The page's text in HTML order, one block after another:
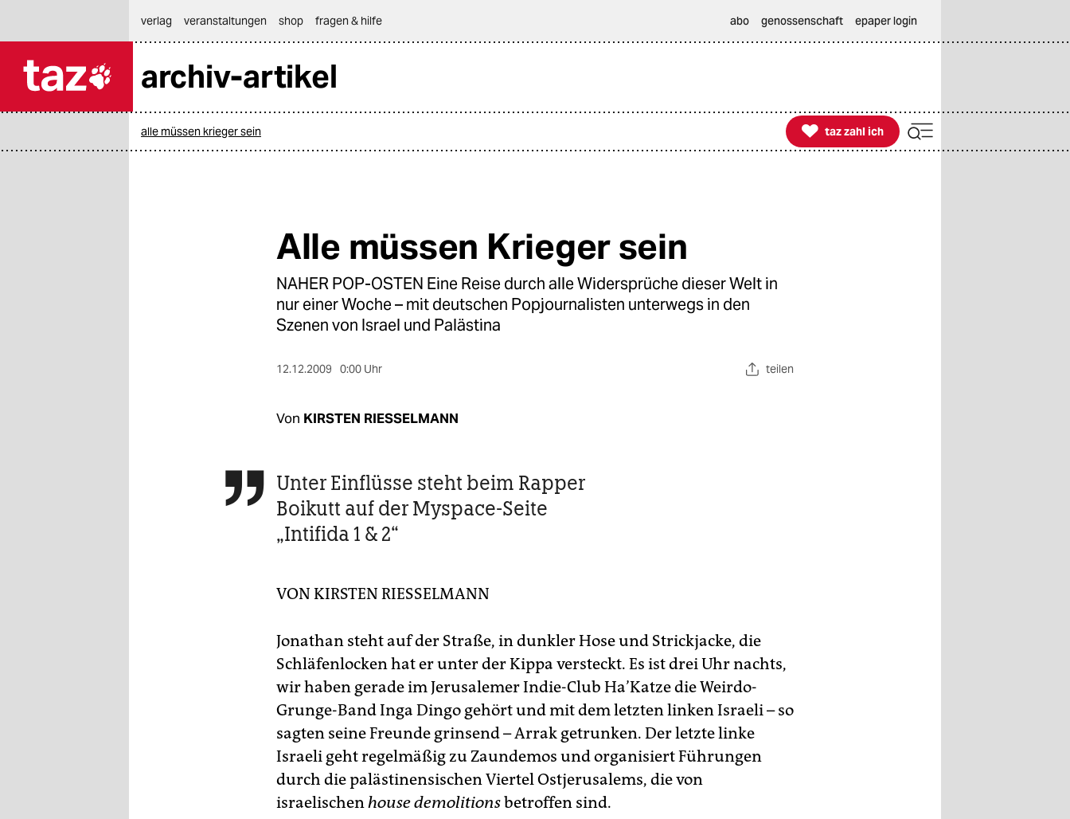
themen
verlag
veranstaltungen shop fragen & hilfe abo genossenschaft epaper login
archiv-artikel
alle müssen krieger sein 
taz zahl ich
taz zahl ich
Alle müssen Krieger sein
NAHER POP-OSTEN Eine Reise durch alle Widersprüche dieser Welt in
nur einer Woche – mit deutschen Popjournalisten unterwegs in den
Szenen von Israel und Palästina
12.12.2009 0:00 Uhr teilen
Von KIRSTEN RIESSELMANN
 Unter Einflüsse steht beim Rapper
Boikutt auf der Myspace-Seite
„Intifida 1 & 2“
VON KIRSTEN RIESSELMANN
Jonathan steht auf der Straße, in dunkler Hose und Strickjacke, die
Schläfenlocken hat er unter der Kippa versteckt. Es ist drei Uhr nachts,
wir haben gerade im Jerusalemer Indie-Club Ha’Katze die Weirdo-
Grunge-Band Inga Dingo gehört und mit dem letzten linken Israeli – so
sagten seine Freunde grinsend – Arrak getrunken. Der letzte linke
Israeli geht regelmäßig zu Zaundemos und organisiert Führungen
durch die palästinensischen Viertel Ostjerusalems, die von
israelischenhouse demolitionsbetroffen sind.